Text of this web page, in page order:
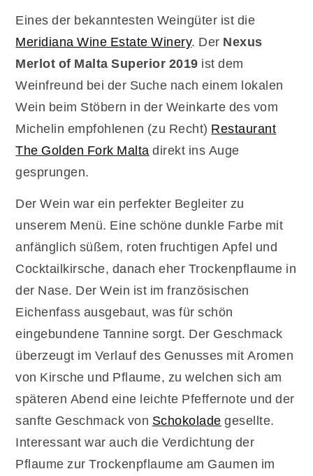
Eines der bekanntesten Weingüter ist die
Meridiana Wine Estate Winery. Der Nexus
Merlot of Malta Superior 2019 ist dem
Weinfreund bei der Suche nach einem lokalen
Wein beim Stöbern in der Weinkarte des vom
Michelin empfohlenen (zu Recht) Restaurant
The Golden Fork Malta direkt ins Auge
gesprungen.
Der Wein war ein perfekter Begleiter zu
unserem Menü. Eine schöne dunkle Farbe mit
anfänglich süßem, roten fruchtigen Apfel und
Cocktailkirsche, danach eher Trockenpflaume in
der Nase. Der Wein ist im französischen
Eichenfass ausgebaut, was für schön
eingebundene Tannine sorgt. Der Geschmack
überzeugt im Verlauf des Genusses mit Aromen
von Kirsche und Pflaume, zu welchen sich am
späteren Abend eine leichte Pfeffernote und der
sanfte Geschmack von Schokolade gesellte.
Interessant war auch die Verdichtung der
Pflaume zur Trockenpflaume am Gaumen im